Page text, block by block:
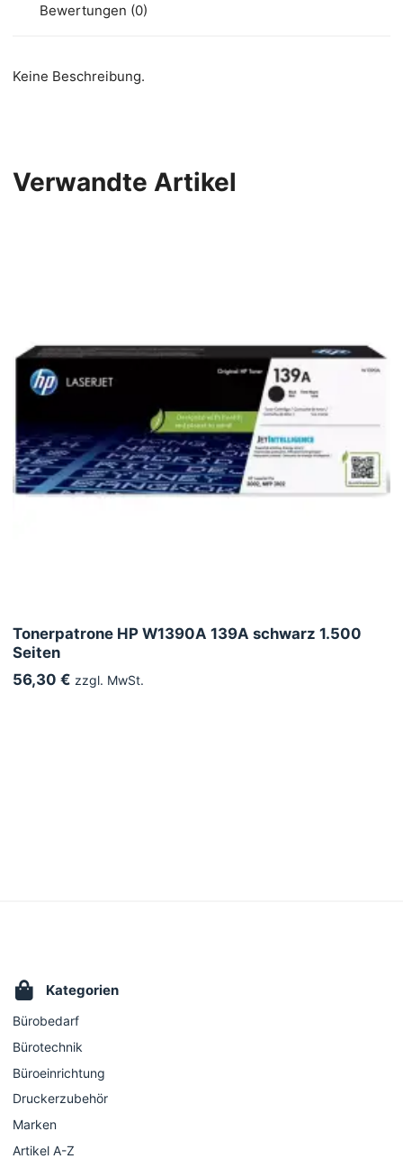
Bewertungen (0)
Keine Beschreibung.
Verwandte Artikel
Tonerpatrone HP W1390A 139A schwarz 1.500
Seiten
56,30 € zzgl. MwSt.
Kategorien
Bürobedarf
Bürotechnik
Büroeinrichtung
Druckerzubehör
Marken
Artikel A-Z